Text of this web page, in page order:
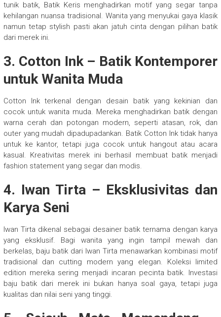
tunik batik, Batik Keris menghadirkan motif yang segar tanpa
kehilangan nuansa tradisional. Wanita yang menyukai gaya klasik
namun tetap stylish pasti akan jatuh cinta dengan pilihan batik
dari merek ini.
3. Cotton Ink – Batik Kontemporer
untuk Wanita Muda
Cotton Ink terkenal dengan desain batik yang kekinian dan
cocok untuk wanita muda. Mereka menghadirkan batik dengan
warna cerah dan potongan modern, seperti atasan, rok, dan
outer yang mudah dipadupadankan. Batik Cotton Ink tidak hanya
untuk ke kantor, tetapi juga cocok untuk hangout atau acara
kasual. Kreativitas merek ini berhasil membuat batik menjadi
fashion statement yang segar dan modis.
4. Iwan Tirta – Eksklusivitas dan
Karya Seni
Iwan Tirta dikenal sebagai desainer batik ternama dengan karya
yang eksklusif. Bagi wanita yang ingin tampil mewah dan
berkelas, baju batik dari Iwan Tirta menawarkan kombinasi motif
tradisional dan cutting modern yang elegan. Koleksi limited
edition mereka sering menjadi incaran pecinta batik. Investasi
baju batik dari merek ini bukan hanya soal gaya, tetapi juga
kualitas dan nilai seni yang tinggi.